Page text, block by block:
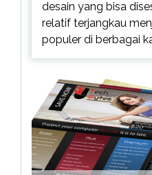
desain yang bisa
relatif terjangkau
populer di berbagai